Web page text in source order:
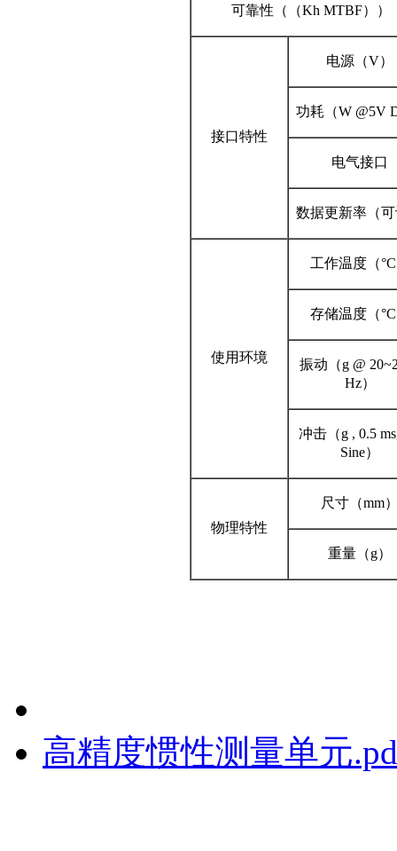
可靠性（（Kh MTBF））
接口特性
电源（V）
功耗（W @5V
电气接口
数据更新率（
使用环境
工作温度（
存储温度（
振动（g @
Hz）
冲击（g , 0.5
Sine）
物理特性
尺寸（mm
重量（g）
高精度惯性测量单元